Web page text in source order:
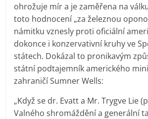
ohrožuje mír a je zaměřena na
toto hodnocení „za železnou
námitku vznesly proti oficiální
dokonce i konzervativní kruhy ve
státech. Dokázal to pronikavým
státní podtajemník amerického
zahraničí Sumner Wells:
„Když se dr. Evatt a Mr. Trygve Lie
Valného shromáždění a generální